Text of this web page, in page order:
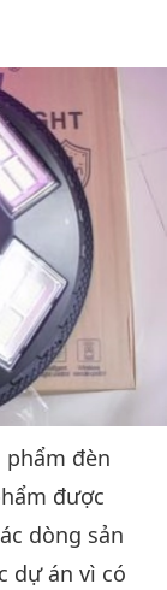
phẩm đèn
được
dòng sản
dự án vì có